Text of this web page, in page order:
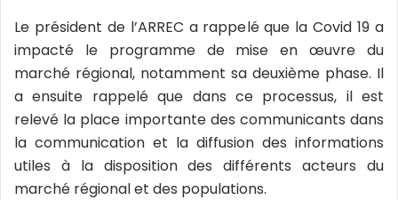
Le président de l’ARREC a rappelé que la Covid 19 a
impacté le programme de mise en œuvre du
marché régional, notamment sa deuxième phase. Il
a ensuite rappelé que dans ce processus, il est
relevé la place importante des communicants dans
la communication et la diffusion des informations
utiles à la disposition des différents acteurs du
marché régional et des populations.